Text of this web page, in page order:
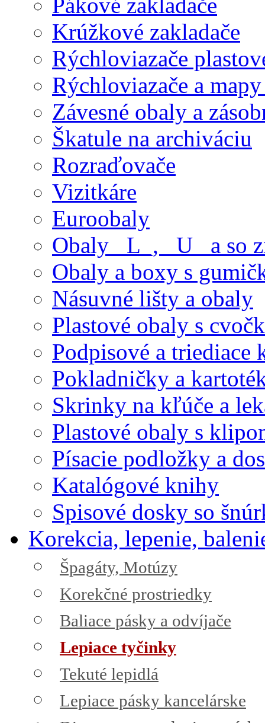
Krúžkové zakladače
Rýchloviazače
Rýchloviazače a
Závesné obaly a
Škatule na archiváciu
Rozraďovače
Vizitkáre
Euroobaly
Obaly _L_, _U_ a so
Obaly a boxy s
Násuvné lišty a obaly
Plastové obaly s
Podpisové a triediace
Pokladničky a
Skrinky na kľúče a
Plastové obaly s
Písacie podložky a
Katalógové knihy
Spisové dosky so
Korekcia, lepenie,
Špagáty, Motúzy
Korekčné prostriedky
Baliace pásky a odvíjače
Lepiace tyčinky
Tekuté lepidlá
Lepiace pásky kancelárske